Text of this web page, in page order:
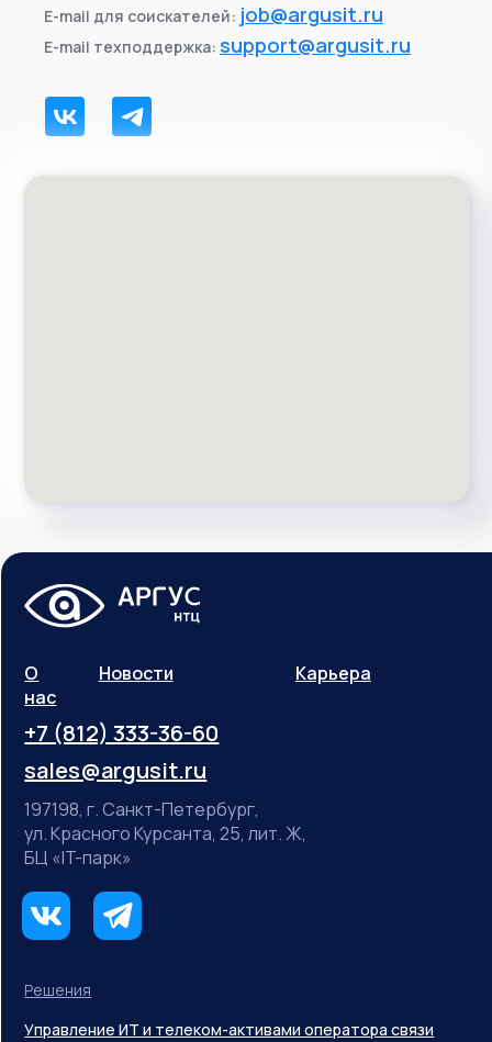
E-mail для соискателей: job@argusit.ru
E-mail техподдержка: support@argusit.ru
Решения
Управление ИТ и телеком-активами оператора связи
О
нас
+7 (812) 333-36-60
sales@argusit.ru
Новости Карьера
197198, г. Санкт-Петербург,
ул. Красного Курсанта, 25, лит. Ж,
БЦ «IT-парк»